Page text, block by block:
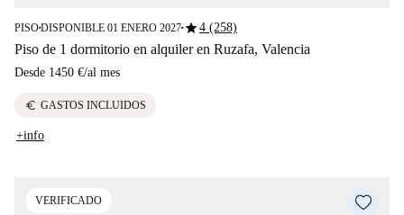
PISO■DISPONIBLE 01 ENERO 2027■star4 (258)
Piso de 1 dormitorio en alquiler en Ruzafa, Valencia
Desde 1450 €/al mes
euro GASTOS INCLUIDOS
+info
VERIFICADO